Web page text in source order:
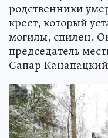
родственники
крест, который
могилы, спилен.
председатель
Сапар